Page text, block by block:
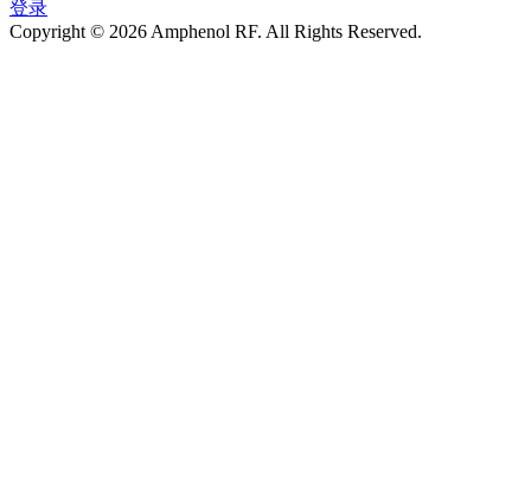
登录
Copyright © 2026 Amphenol RF. All Rights Reserved.